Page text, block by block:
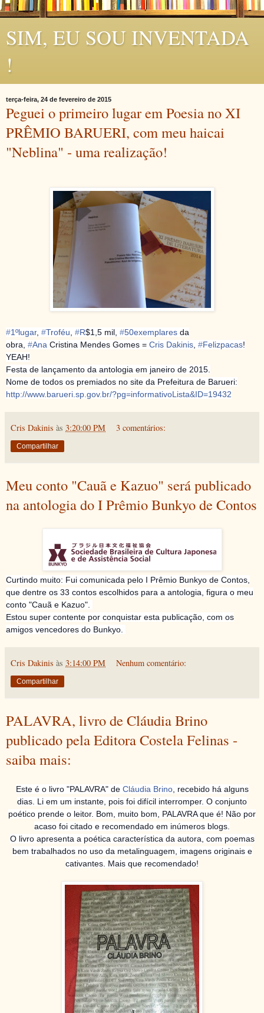
SIM, EU SOU INVENTADA
!
terça-feira, 24 de fevereiro de 2015
Peguei o primeiro lugar em Poesia no XI
PRÊMIO BARUERI, com meu haicai
"Neblina" - uma realização!
‪#‎1ºlugar‬ ‪#‎Troféu‬ ‪#‎R‬$1,5 mil, ‪#‎50exemplares‬ da
obra, ‪#‎Ana‬ Cristina Mendes Gomes = Cris Dakinis ‪#‎Felizpacas‬!
YEAH!
Festa de lançamento da antologia em janeiro de 2015.
Nome de todos os premiados no site da Prefeitura de Barueri:
http://www.barueri.sp.gov.br/?pg=informativoLista&ID=19432
Cris Dakinis às 3:20:00 PM 3 comentários:
Compartilhar
Meu conto "Cauã e Kazuo" será publicado
na antologia do I Prêmio Bunkyo de Contos
Curtindo muito: Fui comunicada pelo I Prêmio Bunkyo de Contos,
que dentre os 33 contos escolhidos para a antologia, figura o meu
conto "Cauã e Kazuo".
Estou super contente por conquistar esta publicação, com os
amigos vencedores do Bunkyo.
Cris Dakinis às 3:14:00 PM Nenhum comentário:
Compartilhar
PALAVRA, livro de Cláudia Brino
publicado pela Editora Costela Felinas -
saiba mais:
Este é o livro "PALAVRA" de Cláudia Brino, recebido há alguns
dias. Li em um instante, pois foi difícil interromper. O conjunto
poético prende o leitor. Bom, muito bom, PALAVRA que é! Não por
acaso foi citado e recomendado em inúmeros blogs.
O livro apresenta a poética característica da autora, com poemas
bem trabalhados no uso da metalinguagem, imagens originais e
cativantes. Mais que recomendado!